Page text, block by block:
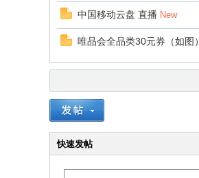
中国移动云盘 直播 New
唯品会全品类30元券（如图）
快速发帖